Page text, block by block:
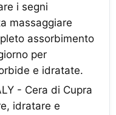
i segni
massaggiare
assorbimento
per
e idratate.
- Cera di Cupra
idratare e